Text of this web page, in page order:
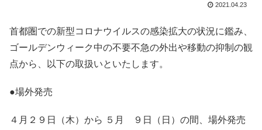
2021.04.23
首都圏での新型コロナウイルスの感染拡大の状況に鑑み、
ゴールデンウィーク中の不要不急の外出や移動の抑制の観
点から、以下の取扱いといたします。
●場外発売
４月２９日（木）から ５月 ９日（日）の間、場外発売